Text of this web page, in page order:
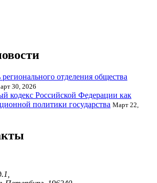
регионального отделения общества
30, 2026
кодекс Российской Федерации как
политики государства Март 22,